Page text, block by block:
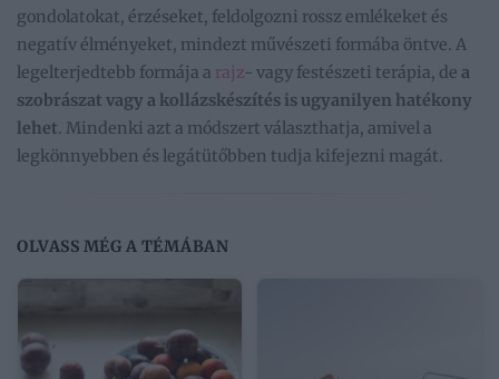
gondolatokat, érzéseket, feldolgozni rossz emlékeket és
negatív élményeket, mindezt művészeti formába öntve. A
legelterjedtebb formája a rajz- vagy festészeti terápia, de a
szobrászat vagy a kollázskészítés is ugyanilyen hatékony
lehet. Mindenki azt a módszert választhatja, amivel a
legkönnyebben és legátütőbben tudja kifejezni magát.
OLVASS MÉG A TÉMÁBAN